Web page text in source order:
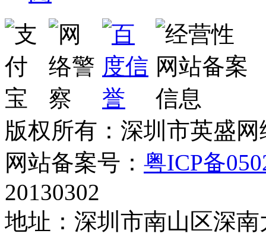
版权所有：深圳市英盛
网站备案号： 粤ICP备
20130302
地址：深圳市南山区深